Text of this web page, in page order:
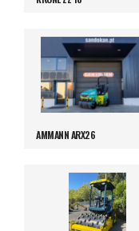
AMMANN ARX26